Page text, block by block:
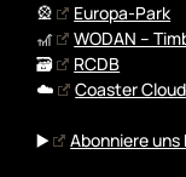
🎡
Europa-Park
🎢
WODAN –
🗃️
RCDB
☁️
Coaster Cloud
▶️ Abonniere uns